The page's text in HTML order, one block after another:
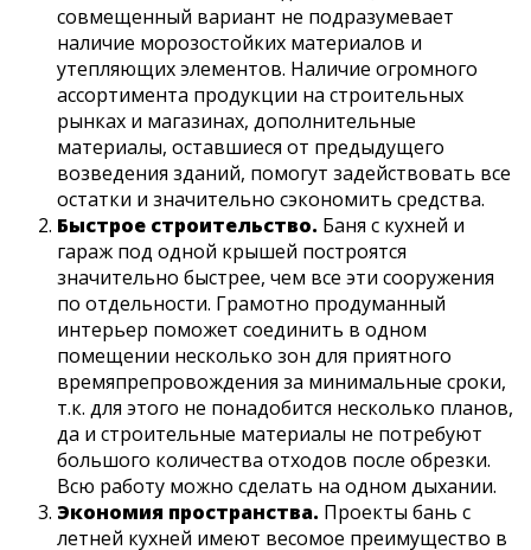
совмещенный вариант не подразумевает
наличие морозостойких материалов и
утепляющих элементов. Наличие огромного
ассортимента продукции на строительных
рынках и магазинах, дополнительные
материалы, оставшиеся от предыдущего
возведения зданий, помогут задействовать все
остатки и значительно сэкономить средства.
Быстрое строительство. Баня с кухней и
гараж под одной крышей построятся
значительно быстрее, чем все эти сооружения
по отдельности. Грамотно продуманный
интерьер поможет соединить в одном
помещении несколько зон для приятного
времяпрепровождения за минимальные сроки,
т.к. для этого не понадобится несколько планов,
да и строительные материалы не потребуют
большого количества отходов после обрезки.
Всю работу можно сделать на одном дыхании.
Экономия пространства. Проекты бань с
летней кухней имеют весомое преимущество в